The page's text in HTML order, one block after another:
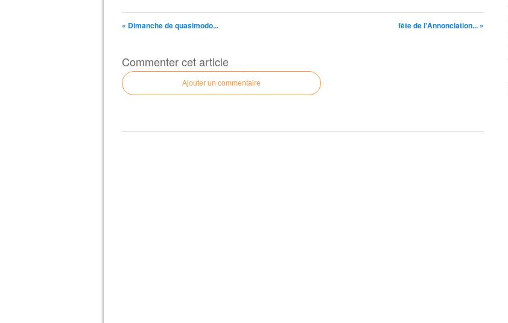
« Dimanche de quasimodo... fête de l'Annonciation... »
Commenter cet article
Ajouter un commentaire